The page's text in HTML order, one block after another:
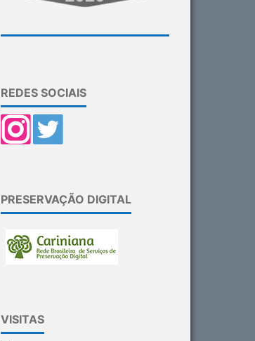
REDES SOCIAIS
PRESERVAÇÃO DIGITAL
VISITAS